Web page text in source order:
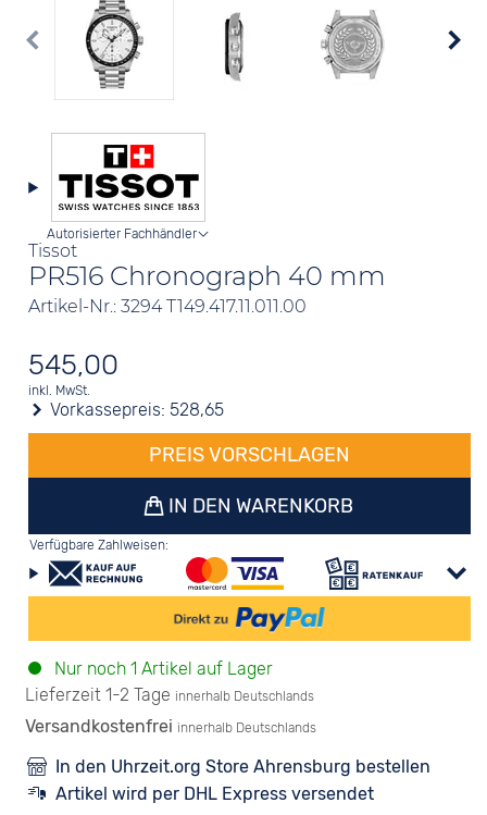
Tissot
PR516 Chronograph 40 mm
Artikel-Nr.: 3294 T149.417.11.011.00
Autorisierter Fachhändler
545,00
inkl. MwSt.
Vorkassepreis: 528,65
PREIS VORSCHLAGEN
IN DEN WARENKORB
Verfügbare Zahlweisen:
Nur noch 1 Artikel auf Lager
Lieferzeit 1-2 Tage innerhalb Deutschlands
Versandkostenfrei innerhalb Deutschlands
In den Uhrzeit.org Store Ahrensburg bestellen
Artikel wird per DHL Express versendet